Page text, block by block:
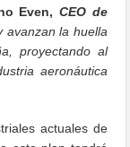
Even, CEO de
avanzan la huella
proyectando al
aeronáutica
actuales de